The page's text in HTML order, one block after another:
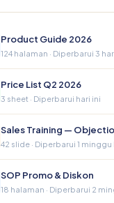
Product Guide 2026
124 halaman · Diperbarui 3
Price List Q2 2026
3 sheet · Diperbarui hari ini
42 slide · Diperbarui 1 minggu
SOP Promo & Diskon
18 halaman · Diperbarui 2